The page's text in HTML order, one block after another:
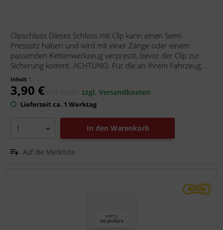
Clipschloss Dieses Schloss mit Clip kann einen Semi-
Presssitz haben und wird mit einer Zange oder einem
passenden Kettenwerkzeug verpresst, bevor der Clip zur
Sicherung kommt. ACHTUNG: Für die an Ihrem Fahrzeug...
Inhalt 1
3,90 € inkl. MwSt.zzgl. Versandkosten
Lieferzeit ca. 1 Werktag
In den Warenkorb
Auf die Merkliste